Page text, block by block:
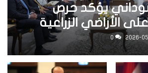
يؤكد حرص
الأراضي الزراعية
2026-
0